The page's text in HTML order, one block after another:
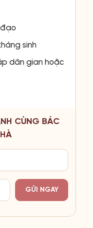
sinh
dân gian hoặc
CÙNG BÁC
GỬI NGAY